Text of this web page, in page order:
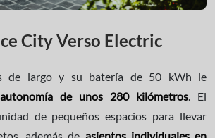
City Verso Electric
de largo y su batería de 50 kWh le
autonomía de unos 280 kilómetros. El
de pequeños espacios para llevar